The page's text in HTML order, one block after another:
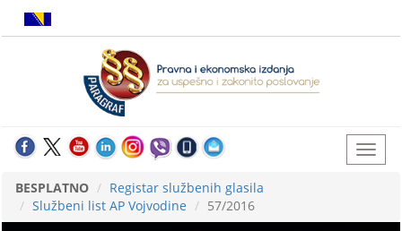
BESPLATNO
Registar službenih glasila
Službeni list AP Vojvodine
57/2016